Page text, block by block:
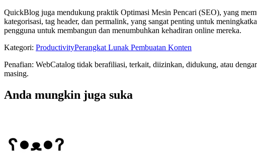
QuickBlog juga mendukung praktik Optimasi Mesin Pencari (SEO), yang
kategorisasi, tag header, dan permalink, yang sangat penting untuk
pengguna untuk membangun dan menumbuhkan kehadiran online mereka.
Kategori: ProductivityPerangkat Lunak Pembuatan Konten
Penafian: WebCatalog tidak berafiliasi, terkait, diizinkan, didukung, atau
masing.
Anda mungkin juga suka